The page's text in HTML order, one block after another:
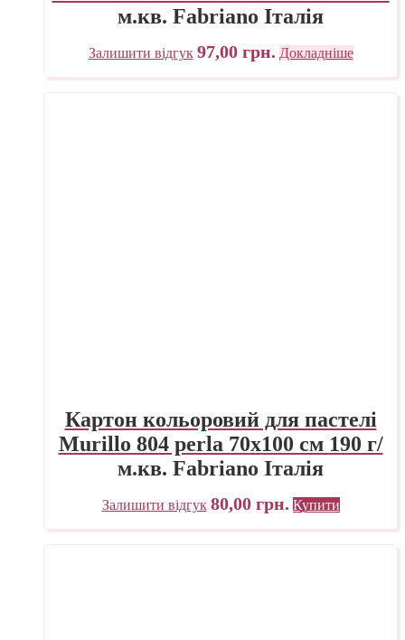
м.кв. Fabriano Італія
Залишити відгук 97,00 грн. Докладніше
Картон кольоровий для пастелі
Murillo 804 perla 70х100 см 190 г/
м.кв. Fabriano Італія
Залишити відгук 80,00 грн. Купити